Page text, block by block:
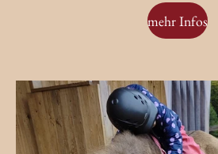
mehr Infos